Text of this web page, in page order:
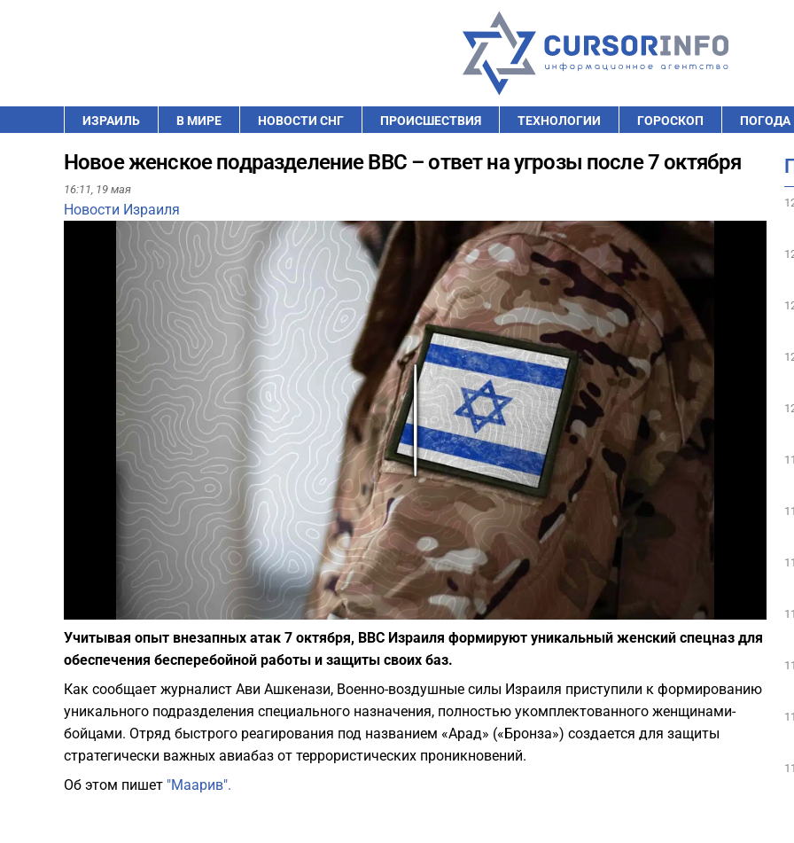
ИЗРАИЛЬ В МИРЕ НОВОСТИ СНГ ПРОИСШЕСТВИЯ ТЕХНОЛОГИИ ГОРОСКОП ПОГОДА
Новое женское подразделение ВВС – ответ на угрозы после 7 октября
16:11, 19 мая
Новости Израиля
Play
Учитывая опыт внезапных атак 7 октября, ВВС Израиля формируют уникальный женский спецназ для
обеспечения бесперебойной работы и защиты своих баз.
Как сообщает журналист Ави Ашкенази, Военно-воздушные силы Израиля приступили к формированию
уникального подразделения специального назначения, полностью укомплектованного женщинами-
бойцами. Отряд быстрого реагирования под названием «Арад» («Бронза») создается для защиты
стратегически важных авиабаз от террористических проникновений.
Об этом пишет "Маарив".